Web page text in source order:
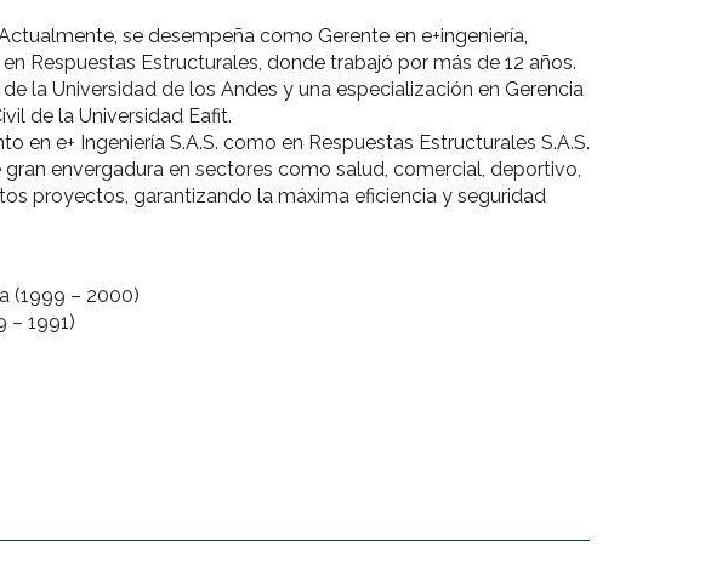
se desempeña como Gerente en e+ingeniería,
Respuestas Estructurales, donde trabajó por más de 12 años.
la Universidad de los Andes y una especialización en Gerencia
de la Universidad Eafit.
e+ Ingeniería S.A.S. como en Respuestas Estructurales S.A.S.
envergadura en sectores como salud, comercial, deportivo,
proyectos, garantizando la máxima eficiencia y seguridad
(1999 – 2000)
– 1991)